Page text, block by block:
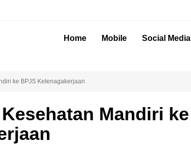
Home Mobile Social Media
ke BPJS Ketenagakerjaan
Mandiri ke